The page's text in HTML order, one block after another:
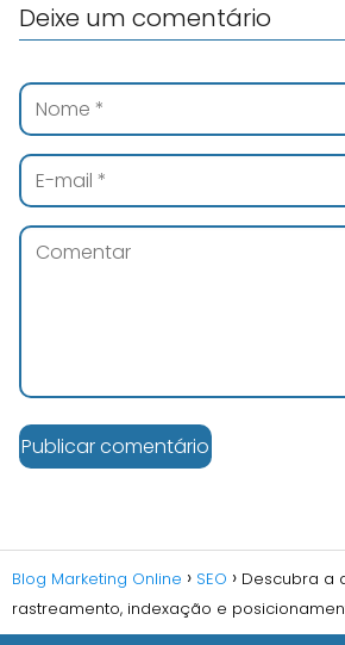
Deixe um comentário
Blog Marketing Online SEO
Descubra a
rastreamento, indexação e